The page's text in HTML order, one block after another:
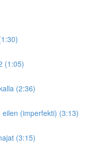
(1:05)
(2:36)
eilen (imperfekti) (3:13)
(3:15)